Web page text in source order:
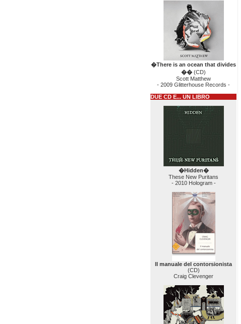
�There is an ocean that divides
�� (CD)
Scott Matthew
- 2009 Glitterhouse Records -
DUE CD E... UN LIBRO
�Hidden�
These New Puritans
- 2010 Hologram -
Il manuale del contorsionista
(CD)
Craig Clevenger